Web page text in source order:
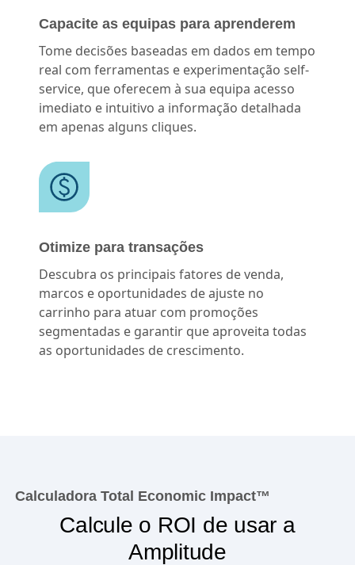
Capacite as equipas para aprenderem
Tome decisões baseadas em dados em tempo
real com ferramentas e experimentação self-
service, que oferecem à sua equipa acesso
imediato e intuitivo a informação detalhada
em apenas alguns cliques.
Otimize para transações
Descubra os principais fatores de venda,
marcos e oportunidades de ajuste no
carrinho para atuar com promoções
segmentadas e garantir que aproveita todas
as oportunidades de crescimento.
Calculadora Total Economic Impact™
Calcule o ROI de usar a
Amplitude